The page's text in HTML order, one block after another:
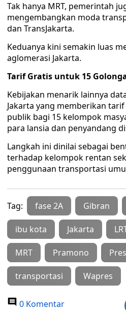
Tak hanya MRT, pemerintah
mengembangkan moda
dan TransJakarta.
Keduanya kini semakin luas
aglomerasi Jakarta.
Tarif Gratis untuk 15
Kebijakan menarik lainnya
Jakarta yang memberikan
publik bagi 15 kelompok
para lansia dan penyandang
Langkah ini dinilai sebagai
terhadap kelompok rentan
penggunaan transportasi
Tag: fase 2A Gibran
ibu kota Jakarta
MRT Pramono
transportasi Wapres
0 Komentar